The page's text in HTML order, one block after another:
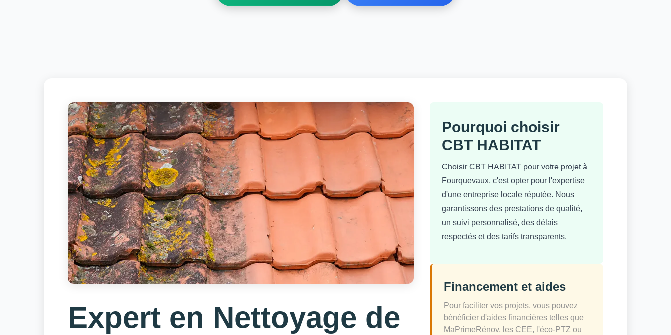
Expert en Nettoyage de
Pourquoi choisir
CBT HABITAT
Choisir CBT HABITAT pour votre projet à
Fourquevaux, c'est opter pour l'expertise
d'une entreprise locale réputée. Nous
garantissons des prestations de qualité,
un suivi personnalisé, des délais
respectés et des tarifs transparents.
Financement et aides
Pour faciliter vos projets, vous pouvez
bénéficier d'aides financières telles que
MaPrimeRénov, les CEE, l'éco-PTZ ou